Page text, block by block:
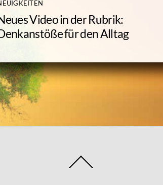
Video in der Rubrik:
für den Alltag
To